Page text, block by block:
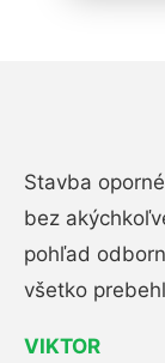
Stavba
bez
pohľad
všetko
VIKTOR